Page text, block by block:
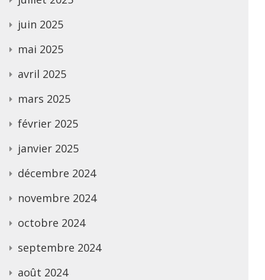
juin 2025
mai 2025
avril 2025
mars 2025
février 2025
janvier 2025
décembre 2024
novembre 2024
octobre 2024
septembre 2024
août 2024